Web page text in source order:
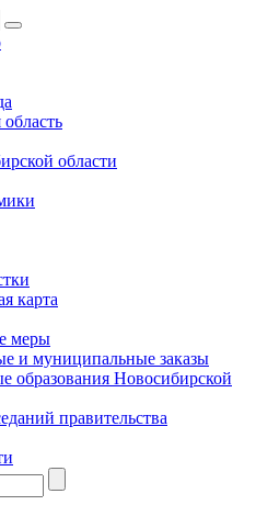
области
карта
меры
и муниципальные заказы
образования Новосибирской
правительства